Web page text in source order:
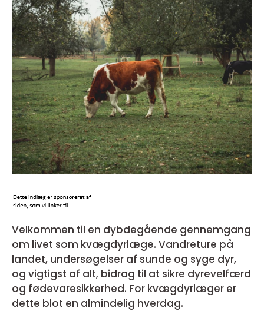
Velkommen til en dybdegående gennemgang
om livet som kvægdyrlæge. Vandreture på
landet, undersøgelser af sunde og syge dyr,
og vigtigst af alt, bidrag til at sikre dyrevelfærd
og fødevaresikkerhed. For kvægdyrlæger er
dette blot en almindelig hverdag.